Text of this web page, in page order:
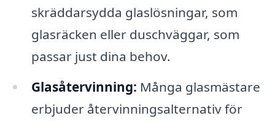
skräddarsydda glaslösningar, som
glasräcken eller duschväggar, som
passar just dina behov.
Glasåtervinning: Många glasmästare
erbjuder återvinningsalternativ för